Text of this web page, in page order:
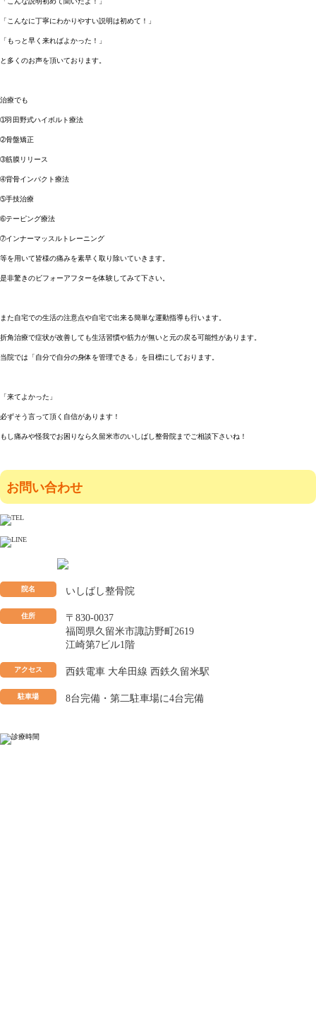
「こんなに丁寧にわかりやすい説明は初めて！」
「もっと早く来ればよかった！」
と多くのお声を頂いております。
治療でも
➀羽田野式ハイボルト療法
➁骨盤矯正
➂筋膜リリース
➃背骨インパクト療法
➄手技治療
➅テーピング療法
➆インナーマッスルトレーニング
等を用いて皆様の痛みを素早く取り除いていきます。
是非驚きのビフォーアフターを体験してみて下さい。
また自宅での生活の注意点や自宅で出来る簡単な運動指導も行います。
折角治療で症状が改善しても生活習慣や筋力が無いと元の戻る可能性があります。
当院では「自分で自分の身体を管理できる」を目標にしております。
「来てよかった」
必ずそう言って頂く自信があります！
もし痛みや怪我でお困りなら久留米市のいしばし整骨院までご相談下さいね！
お問い合わせ
院名 いしばし整骨院
住所
〒830-0037
福岡県久留米市諏訪野町2619
江崎第7ビル1階
アクセス 西鉄電車 大牟田線 西鉄久留米駅
駐車場 8台完備・第二駐車場に4台完備